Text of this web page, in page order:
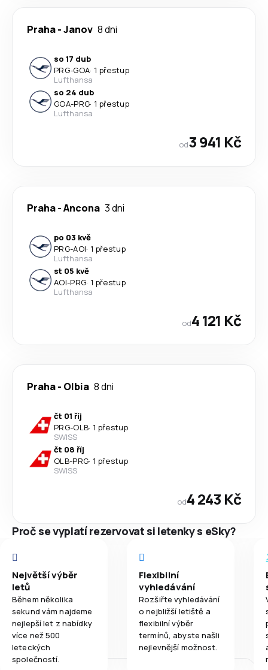
Praha-Janov 8 dni
so 17 dub
PRG-GOA· 1 přestup
Lufthansa
so 24 dub
GOA-PRG· 1 přestup
Lufthansa
od3 941 Kč
Praha-Ancona 3 dni
po 03 kvě
PRG-AOI· 1 přestup
Lufthansa
st 05 kvě
AOI-PRG· 1 přestup
Lufthansa
od4 121 Kč
Praha- Olbia 8 dni
čt 01 říj
PRG-OLB· 1 přestup
SWISS
čt 08 říj
OLB-PRG· 1 přestup
SWISS
od4 243 Kč
Proč se vyplatí rezervovat si letenky s eSky?
Největší výběr
letů
Během několika
sekund vám najdeme
nejlepší let z nabídky
více než 500
leteckých
společností.
Flexibilní
vyhledávání
Rozšiřte vyhledávání
o nejbližší letiště a
flexibilní výběr
termínů, abyste našli
nejlevnější možnost.